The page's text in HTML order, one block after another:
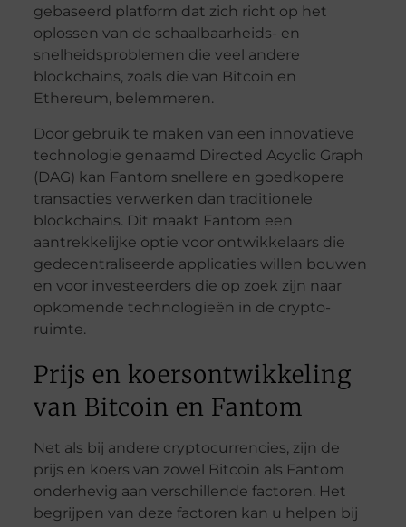
gebaseerd platform dat zich richt op het
oplossen van de schaalbaarheids- en
snelheidsproblemen die veel andere
blockchains, zoals die van Bitcoin en
Ethereum, belemmeren.
Door gebruik te maken van een innovatieve
technologie genaamd Directed Acyclic Graph
(DAG) kan Fantom snellere en goedkopere
transacties verwerken dan traditionele
blockchains. Dit maakt Fantom een
aantrekkelijke optie voor ontwikkelaars die
gedecentraliseerde applicaties willen bouwen
en voor investeerders die op zoek zijn naar
opkomende technologieën in de crypto-
ruimte.
Prijs en koersontwikkeling
van Bitcoin en Fantom
Net als bij andere cryptocurrencies, zijn de
prijs en koers van zowel Bitcoin als Fantom
onderhevig aan verschillende factoren. Het
begrijpen van deze factoren kan u helpen bij